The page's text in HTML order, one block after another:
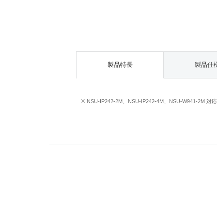
製品特長 製品仕
※ NSU-IP242-2M、NSU-IP242-4M、NSU-W941-2M 対応